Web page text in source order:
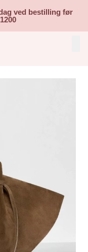
ved bestilling før
1200